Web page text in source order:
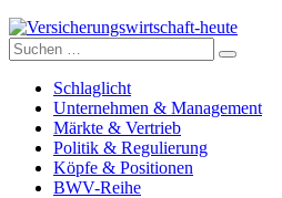
Versicherungswirtschaft-heute
Suche
nach:
Schlaglicht
Unternehmen & Management
Märkte & Vertrieb
Politik & Regulierung
Köpfe & Positionen
BWV-Reihe